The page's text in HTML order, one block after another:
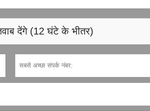
देंगे (12 घंटे के भीतर)